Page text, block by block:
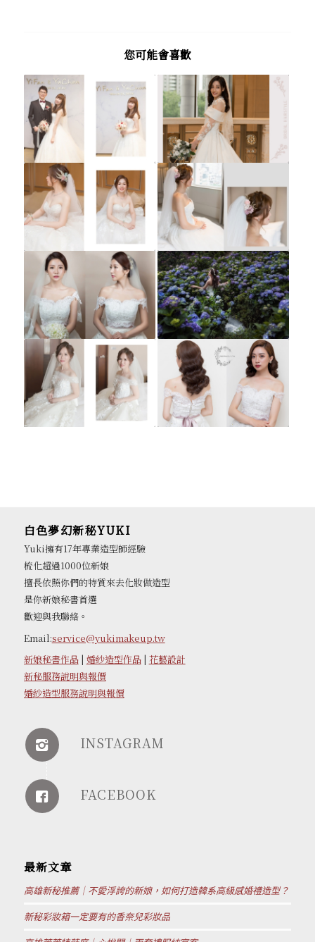
您可能會喜歡
白色夢幻新秘YUKI
Yuki擁有17年專業造型師經驗
梳化超過1000位新娘
擅長依照你們的特質來去化妝做造型
是你新娘秘書首選
歡迎與我聯絡。
Email:service@yukimakeup.tw
新娘秘書作品| 婚紗造型作品| 花藝設計
新秘服務說明與報價
婚紗造型服務說明與報價
INSTAGRAM
FACEBOOK
最新文章
高雄新秘推薦｜不愛浮誇的新娘，如何打造韓系高級感婚禮造型？
新秘彩妝箱一定要有的香奈兒彩妝品